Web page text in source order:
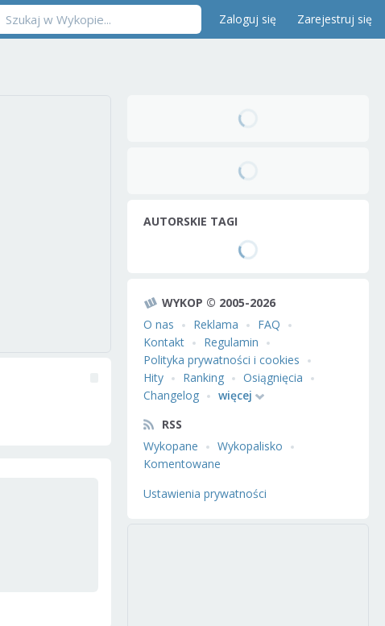
Zaloguj się Zarejestruj się
AUTORSKIE TAGI
WYKOP © 2005-2026
O nas
Reklama
FAQ
Kontakt
Regulamin
Polityka prywatności i cookies
Hity
Ranking
Osiągnięcia
Changelog
więcej
RSS
Wykopane
Wykopalisko
Komentowane
Ustawienia prywatności